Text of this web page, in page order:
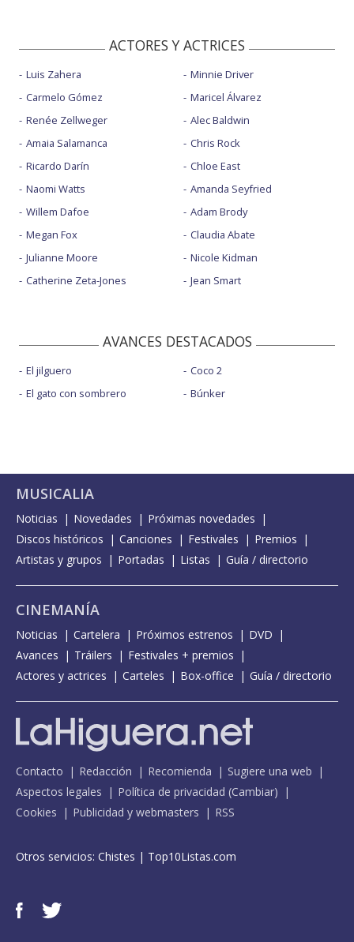
ACTORES Y ACTRICES
Luis Zahera
Carmelo Gómez
Renée Zellweger
Amaia Salamanca
Ricardo Darín
Naomi Watts
Willem Dafoe
Megan Fox
Julianne Moore
Catherine Zeta-Jones
Minnie Driver
Maricel Álvarez
Alec Baldwin
Chris Rock
Chloe East
Amanda Seyfried
Adam Brody
Claudia Abate
Nicole Kidman
Jean Smart
AVANCES DESTACADOS
El jilguero
El gato con sombrero
Coco 2
Búnker
MUSICALIA
Noticias Novedades
Próximas novedades
Discos históricos
Canciones Festivales
Premios
Artistas y grupos
Portadas Listas Guía / directorio
CINEMANÍA
Noticias Cartelera Próximos estrenos
DVD
Avances
Tráilers
Festivales + premios
Actores y actrices
Carteles Box-office Guía / directorio
Contacto Redacción Recomienda
Sugiere una web
Aspectos legales
Política de privacidad (Cambiar)
Cookies
Publicidad y webmasters RSS
Otros servicios: Chistes | Top10Listas.com